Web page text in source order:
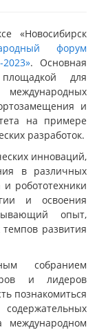
«Новосибирск
форум
. Основная
для
и
на примере
разработок.
инноваций,
в различных
и робототехники
и освоения
опыт,
развития
собранием
и лидеров
познакомиться
международном